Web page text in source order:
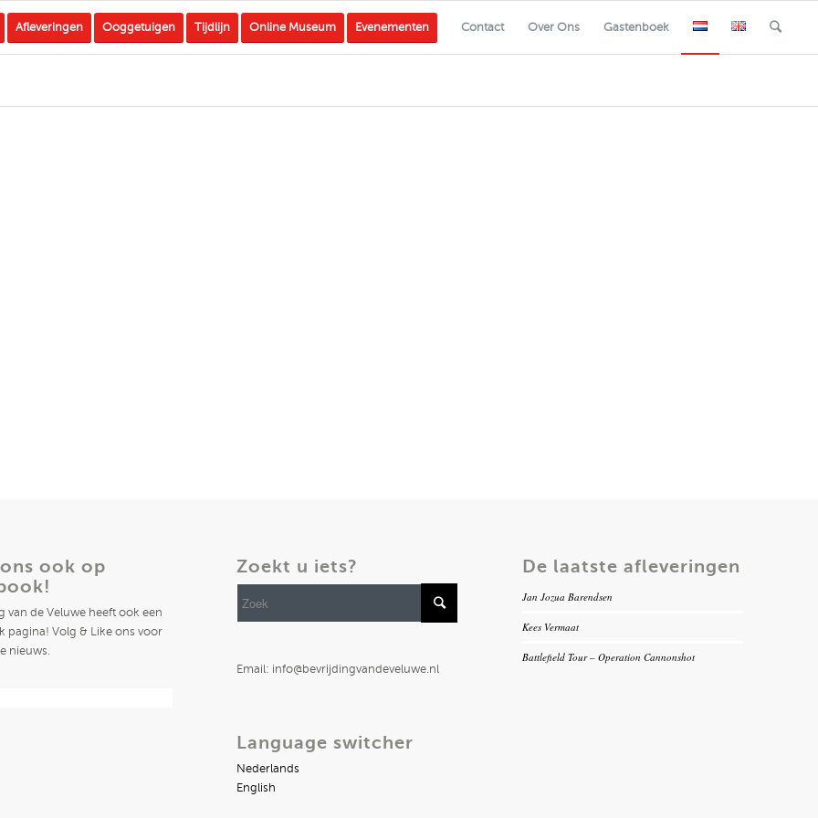
Afleveringen Ooggetuigen Tijdlijn Online Museum Evenementen Contact Over Ons Gastenboek
ook op
van de Veluwe heeft ook een
pagina! Volg & Like ons voor
nieuws.
Zoekt u iets?
Email: info@bevrijdingvandeveluwe.nl
Language switcher
Nederlands
English
De laatste afleveringen
Jan Jozua Barendsen
Kees Vermaat
Battlefield Tour – Operation Cannonshot